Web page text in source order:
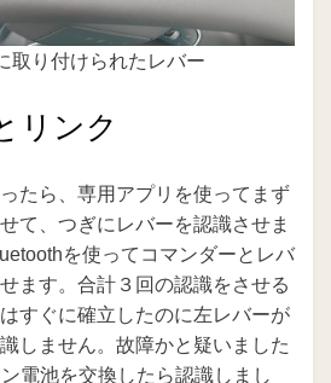
取り付けられたレバー
リンク
たら、専用アプリを使ってまず
て、つぎにレバーを認識させま
を使ってコマンダーとレバ
ます。合計３回の認識をさせる
すぐに確立したのに左レバーが
しません。故障かと疑いました
電池を交換したら認識しまし